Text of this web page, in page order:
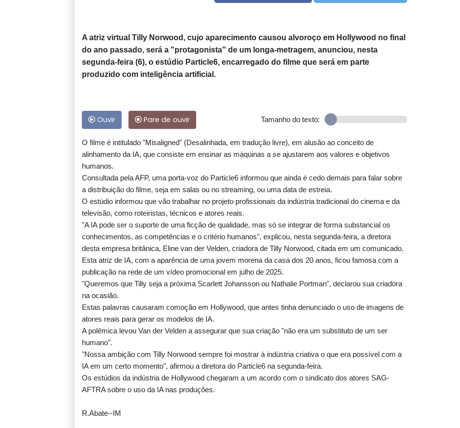
A atriz virtual Tilly Norwood, cujo aparecimento causou alvoroço em Hollywood no final
do ano passado, será a "protagonista" de um longa-metragem, anunciou, nesta
segunda-feira (6), o estúdio Particle6, encarregado do filme que será em parte
produzido com inteligência artificial.
Ouvir Pare de ouvir Tamanho do texto:
O filme é intitulado "Misaligned" (Desalinhada, em tradução livre), em alusão ao conceito de
alinhamento da IA, que consiste em ensinar as máquinas a se ajustarem aos valores e objetivos
humanos.
Consultada pela AFP, uma porta-voz do Particle6 informou que ainda é cedo demais para falar sobre
a distribuição do filme, seja em salas ou no streaming, ou uma data de estreia.
O estúdio informou que vão trabalhar no projeto profissionais da indústria tradicional do cinema e da
televisão, como roteiristas, técnicos e atores reais.
"A IA pode ser o suporte de uma ficção de qualidade, mas só se integrar de forma substancial os
conhecimentos, as competências e o critério humanos", explicou, nesta segunda-feira, a diretora
desta empresa britânica, Eline van der Velden, criadora de Tilly Norwood, citada em um comunicado.
Esta atriz de IA, com a aparência de uma jovem morena da casa dos 20 anos, ficou famosa com a
publicação na rede de um vídeo promocional em julho de 2025.
"Queremos que Tilly seja a próxima Scarlett Johansson ou Nathalie Portman", declarou sua criadora
na ocasião.
Estas palavras causaram comoção em Hollywood, que antes tinha denunciado o uso de imagens de
atores reais para gerar os modelos de IA.
A polêmica levou Van der Velden a assegurar que sua criação "não era um substituto de um ser
humano".
"Nossa ambição com Tilly Norwood sempre foi mostrar à indústria criativa o que era possível com a
IA em um certo momento", afirmou a diretora do Particle6 na segunda-feira.
Os estúdios da indústria de Hollywood chegaram a um acordo com o sindicato dos atores SAG-
AFTRA sobre o uso da IA nas produções.
R.Abate--IM